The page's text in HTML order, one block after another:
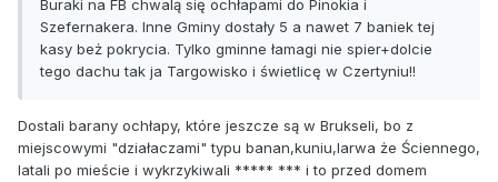
Buraki na FB chwalą się ochłapami do Pinokia i
Szefernakera. Inne Gminy dostały 5 a nawet 7 baniek tej
kasy beż pokrycia. Tylko gminne łamagi nie spier+dolcie
tego dachu tak ja Targowisko i świetlicę w Czertyniu!!
Dostali barany ochłapy, które jeszcze są w Brukseli, bo z
miejscowymi "działaczami" typu banan,kuniu,larwa że Ściennego,
latali po mieście i wykrzykiwali ***** *** i to przed domem